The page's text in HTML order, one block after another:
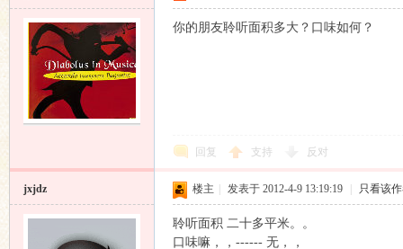
响
你的朋友聆听面积多大？口味如何？
回复 支持 反对
jxjdz 楼主 发表于 2012-4-9 13:19:19 只看该
聆听面积 二十多平米。。
口味嘛，，------ 无，，